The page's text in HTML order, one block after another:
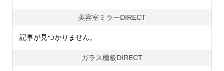
美容室ミラーDIRECT
記事が見つかりません。
ガラス棚板DIRECT